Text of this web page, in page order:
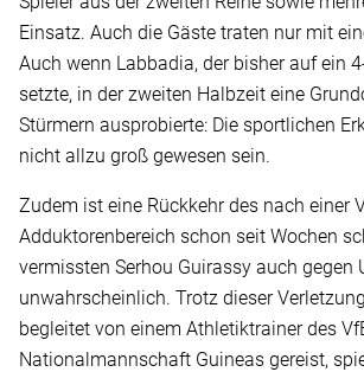
Einsatz. Auch die Gäste traten nur mit
Auch wenn Labbadia, der bisher auf ein
setzte, in der zweiten Halbzeit eine
Stürmern ausprobierte: Die sportlichen
nicht allzu groß gewesen sein.
Zudem ist eine Rückkehr des nach einer
Adduktorenbereich schon seit Wochen
vermissten Serhou Guirassy auch gegen
unwahrscheinlich. Trotz dieser
begleitet von einem Athletiktrainer des
Nationalmannschaft Guineas gereist,